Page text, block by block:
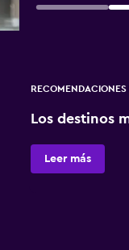
RECOMENDACIONES
Los destinos
Leer más